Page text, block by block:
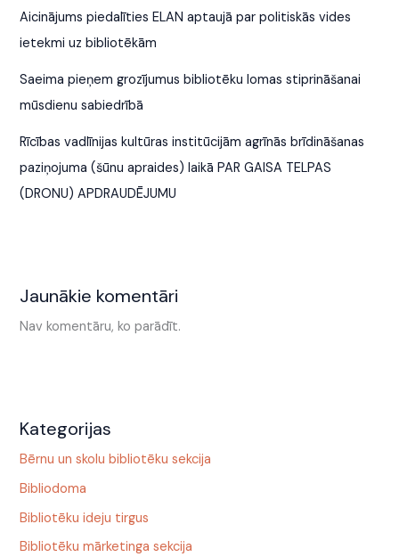
Aicinājums piedalīties ELAN aptaujā par politiskās vides
ietekmi uz bibliotēkām
Saeima pieņem grozījumus bibliotēku lomas stiprināšanai
mūsdienu sabiedrībā
Rīcības vadlīnijas kultūras institūcijām agrīnās brīdināšanas
paziņojuma (šūnu apraides) laikā PAR GAISA TELPAS
(DRONU) APDRAUDĒJUMU
Jaunākie komentāri
Nav komentāru, ko parādīt.
Kategorijas
Bērnu un skolu bibliotēku sekcija
Bibliodoma
Bibliotēku ideju tirgus
Bibliotēku mārketinga sekcija